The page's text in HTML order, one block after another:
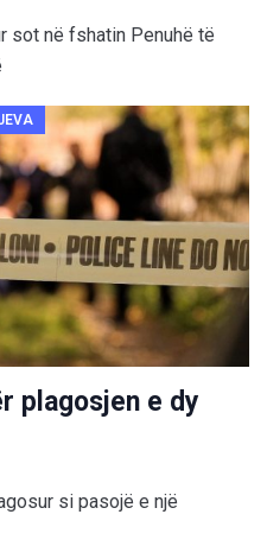
sot në fshatin Penuhë të
plagosjen e dy
si pasojë e një